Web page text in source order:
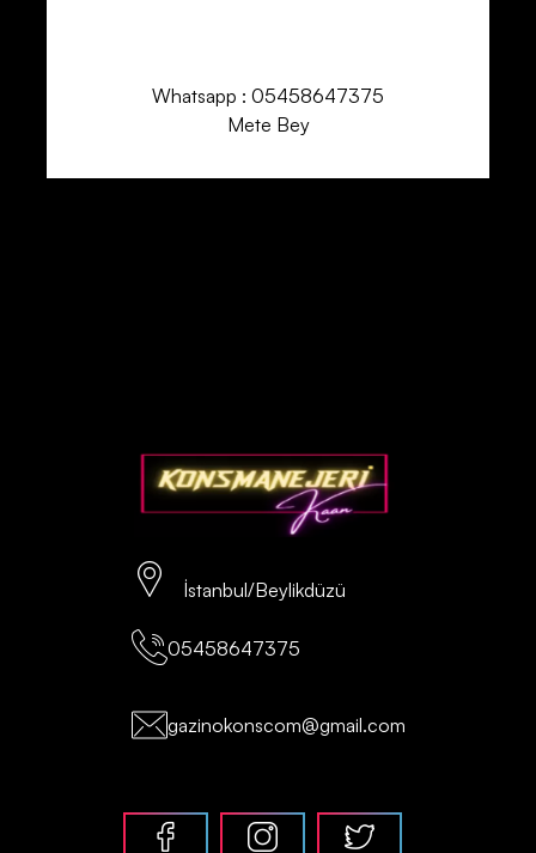
Whatsapp : 05458647375
Mete Bey
İstanbul/Beylikdüzü
05458647375
gazinokonscom@gmail.com